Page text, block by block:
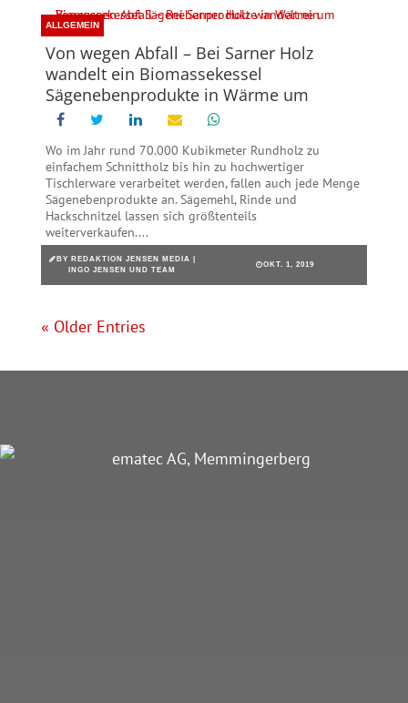
ALLGEMEIN
Von wegen Abfall – Bei Sarner Holz
wandelt ein Biomassekessel
Sägenebenprodukte in Wärme um
Wo im Jahr rund 70.000 Kubikmeter Rundholz zu
einfachem Schnittholz bis hin zu hochwertiger
Tischlerware verarbeitet werden, fallen auch jede Menge
Sägenebenprodukte an. Sägemehl, Rinde und
Hackschnitzel lassen sich größtenteils
weiterverkaufen....
BY REDAKTION JENSEN MEDIA |
INGO JENSEN UND TEAM
OKT. 1, 2019
« Older Entries